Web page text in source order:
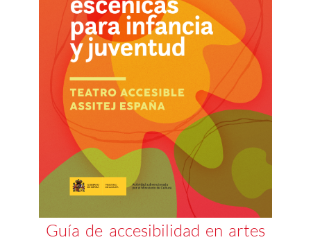
Guía de accesibilidad en artes